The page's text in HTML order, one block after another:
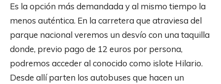
Es la opción más demandada y al mismo tiempo la
menos auténtica. En la carretera que atraviesa del
parque nacional veremos un desvío con una taquilla
donde, previo pago de 12 euros por persona,
podremos acceder al conocido como islote Hilario.
Desde allí parten los autobuses que hacen un